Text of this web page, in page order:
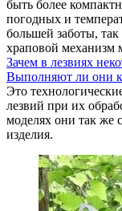
быть более
погодных и
большей заботы,
храповой механизм
Зачем в лезвиях
Выполняют ли они
Это
лезвий при их
моделях они так же
изделия.